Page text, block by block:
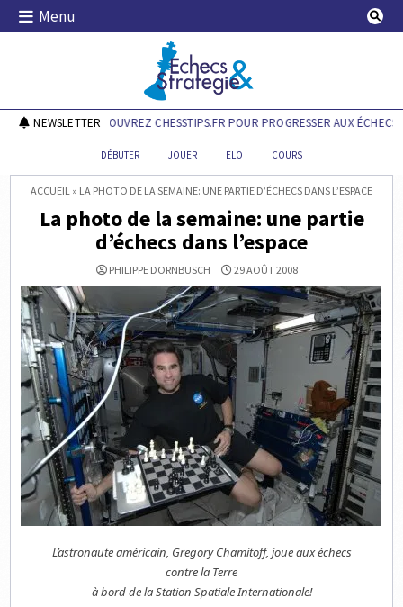
Skip
Menu
Echecs & Stratégie
NEWSLETTERDÉCOUVREZ CHESSTIPS.FR POUR PROGRESSER AUX ÉCHECS !
DÉBUTER JOUER ELO COURS
ACCUEIL » LA PHOTO DE LA SEMAINE: UNE PARTIE D’ÉCHECS DANS L’ESPACE
La photo de la semaine: une partie
d’échecs dans l’espace
PHILIPPE DORNBUSCH 29 AOÛT 2008
L’astronaute américain, Gregory Chamitoff, joue aux échecs
contre la Terre
à bord de la Station Spatiale Internationale!